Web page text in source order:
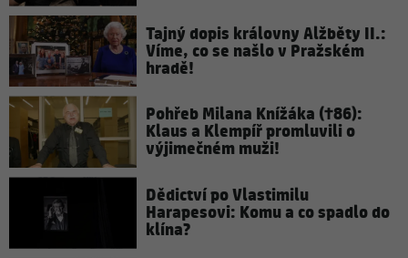
Tajný dopis královny Alžběty II.:
Víme, co se našlo v Pražském
hradě!
Pohřeb Milana Knížáka (†86):
Klaus a Klempíř promluvili o
výjimečném muži!
Dědictví po Vlastimilu
Harapesovi: Komu a co spadlo do
klína?